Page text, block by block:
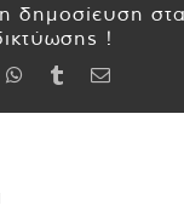
δημοσίευση
!
WhatsApp
TumblrEmail